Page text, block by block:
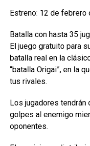
Estreno: 12 de febrero
Batalla con hasta 35
El juego gratuito para
batalla real en la
“batalla Origai”, en la
tus rivales.
Los jugadores
golpes al enemigo
oponentes.